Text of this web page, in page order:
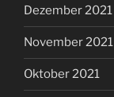
Dezember 2021
November 2021
Oktober 2021